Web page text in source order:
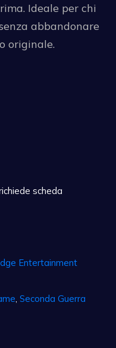
Ideale per chi
abbandonare
originale.
scheda
Entertainment
Seconda Guerra